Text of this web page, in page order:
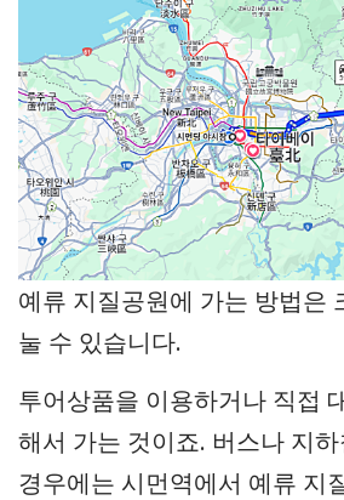
예류 지질공원에 가는 방법은
눌 수 있습니다.
투어상품을 이용하거나 직접
해서 가는 것이죠. 버스나 지
경우에는 시먼역에서 예류 지